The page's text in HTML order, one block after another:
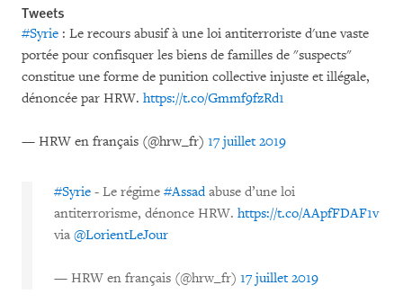
Tweets
#Syrie : Le recours abusif à une loi antiterroriste d'une vaste
portée pour confisquer les biens de familles de "suspects"
constitue une forme de punition collective injuste et illégale,
dénoncée par HRW. https://t.co/Gmmf9fzRd1
— HRW en français (@hrw_fr) 17 juillet 2019
#Syrie - Le régime #Assadabuse d’une loi
antiterrorisme, dénonce HRW. https://t.co/AApfFDAF1v
via @LorientLeJour
— HRW en français (@hrw_fr) 17 juillet 2019